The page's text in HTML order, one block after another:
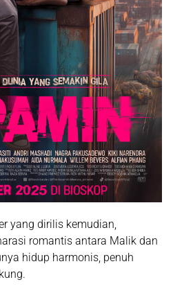
yang dirilis kemudian,
romantis antara Malik dan
hidup harmonis, penuh